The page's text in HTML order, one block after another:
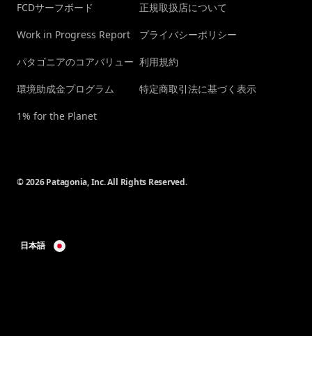
FCDサーフボード
Work in Progress Report
パタゴニアのコアバリュー
環境助成金プログラム
1% for the Planet
正規取扱店について
プライバシーポリシー
利用規約
特定商取引法に基づく表示
© 2026 Patagonia, Inc. All Rights Reserved.
日本語